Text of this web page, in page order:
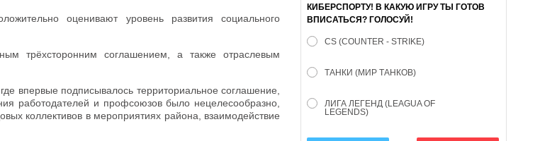
оценивают уровень развития социального
трёхсторонним соглашением, а также отраслевым
впервые подписывалось территориальное соглашение,
работодателей и профсоюзов было нецелесообразно,
коллективов в мероприятиях района, взаимодействие
КИБЕРСПОРТУ! В КАКУЮ ИГРУ ТЫ ГОТОВ
ВПИСАТЬСЯ? ГОЛОСУЙ!
CS (COUNTER - STRIKE)
ТАНКИ (МИР ТАНКОВ)
ЛИГА ЛЕГЕНД (LEAGUA OF
LEGENDS)